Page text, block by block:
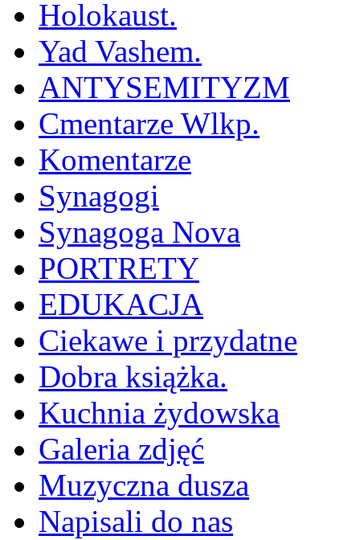
Holokaust.
Yad Vashem.
ANTYSEMITYZM
Cmentarze Wlkp.
Komentarze
Synagogi
Synagoga Nova
PORTRETY
EDUKACJA
Ciekawe i przydatne
Dobra książka.
Kuchnia żydowska
Galeria zdjęć
Muzyczna dusza
Napisali do nas